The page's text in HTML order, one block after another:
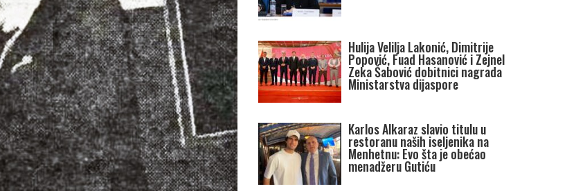
Hulija Velilja Lakonić, Dimitrije
Popović, Fuad Hasanović i Zejnel
Zeka Šabović dobitnici nagrada
Ministarstva dijaspore
Karlos Alkaraz slavio titulu u
restoranu naših iseljenika na
Menhetnu: Evo šta je obećao
menadžeru Gutiću